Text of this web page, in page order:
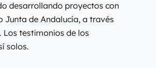
desarrollando proyectos con
Junta de Andalucía, a través
Los testimonios de los
solos.